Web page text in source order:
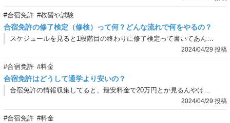
#合宿免許 #教習や試験
合宿免許の修了検定（修検）って何？どんな流れで何をやるの？
スケジュールを見ると1段階目の終わりに修了検定って書いてあんねんけど、これって何なん？友達は仮免学科が鬼門やで！って言っとったけど、仮免と修了検定って一緒？
2024/04/29 投稿
#合宿免許 #料金
合宿免許はどうして通学より安いの？
合宿免許の情報収集してると、最安料金で20万円とか見るんやけど、なんでそんなに安いん？通学やったら普通に30万円超えるし、早期卒業のオプションつけたら35万円超えるで。
2024/04/29 投稿
#合宿免許 #料金